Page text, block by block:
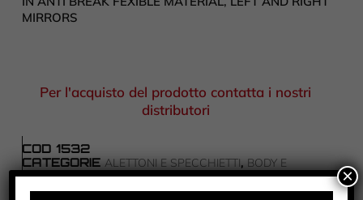
MIRRORS
Per l'acquisto del prodotto contatta i nostri
distributori
COD 1532
CATEGORIE ALETTONI E SPECCHIETTI, BODY E
ACCESSORI,RICAMBI
TAG MCLAREN 720S
×